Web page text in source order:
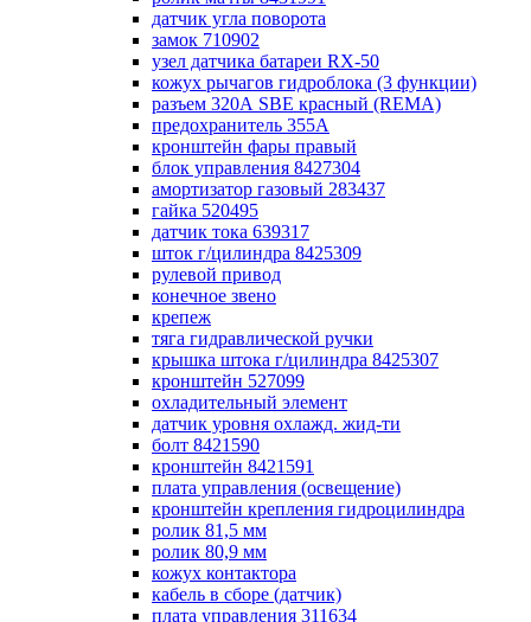
датчик угла поворота
замок 710902
узел датчика батареи RX-50
кожух рычагов гидроблока (3 функции)
разъем 320А SBE красный (REMA)
предохранитель 355А
кронштейн фары правый
блок управления 8427304
амортизатор газовый 283437
гайка 520495
датчик тока 639317
шток г/цилиндра 8425309
рулевой привод
конечное звено
крепеж
тяга гидравлической ручки
крышка штока г/цилиндра 8425307
кронштейн 527099
охладительный элемент
датчик уровня охлажд. жид-ти
болт 8421590
кронштейн 8421591
плата управления (освещение)
кронштейн крепления гидроцилиндра
ролик 81,5 мм
ролик 80,9 мм
кожух контактора
кабель в сборе (датчик)
плата управления 311634